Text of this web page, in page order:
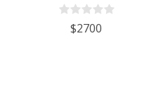
$2700